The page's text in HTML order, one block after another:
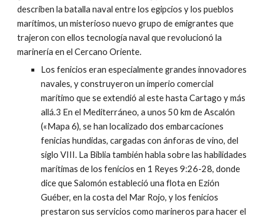
describen la batalla naval entre los egipcios y los pueblos
marítimos, un misterioso nuevo grupo de emigrantes que
trajeron con ellos tecnología naval que revolucionó la
marinería en el Cercano Oriente.
Los fenicios eran especialmente grandes innovadores
navales, y construyeron un imperio comercial
marítimo que se extendió al este hasta Cartago y más
allá.3 En el Mediterráneo, a unos 50 km de Ascalón
(«Mapa 6), se han localizado dos embarcaciones
fenicias hundidas, cargadas con ánforas de vino, del
siglo VIII. La Biblia también habla sobre las habilidades
marítimas de los fenicios en 1 Reyes 9:26-28, donde
dice que Salomón estableció una flota en Ezión
Guéber, en la costa del Mar Rojo, y los fenicios
prestaron sus servicios como marineros para hacer el